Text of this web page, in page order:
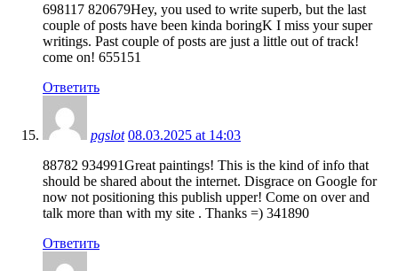
698117 820679Hey, you used to write superb, but the last
couple of posts have been kinda boringK I miss your super
writings. Past couple of posts are just a little out of track!
come on! 655151
Ответить
pgslot 08.03.2025 at 14:03
88782 934991Great paintings! This is the kind of info that
should be shared about the internet. Disgrace on Google for
now not positioning this publish upper! Come on over and
talk more than with my site . Thanks =) 341890
Ответить